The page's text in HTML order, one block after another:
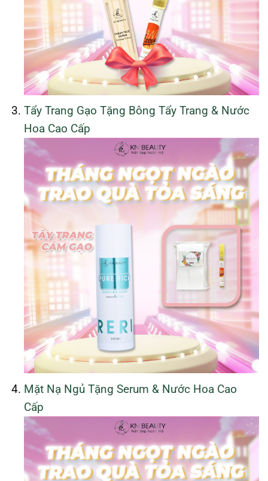
Tẩy Trang Gạo Tặng Bông Tẩy Trang & Nước
Hoa Cao Cấp
Mặt Nạ Ngủ Tặng Serum & Nước Hoa Cao
Cấp